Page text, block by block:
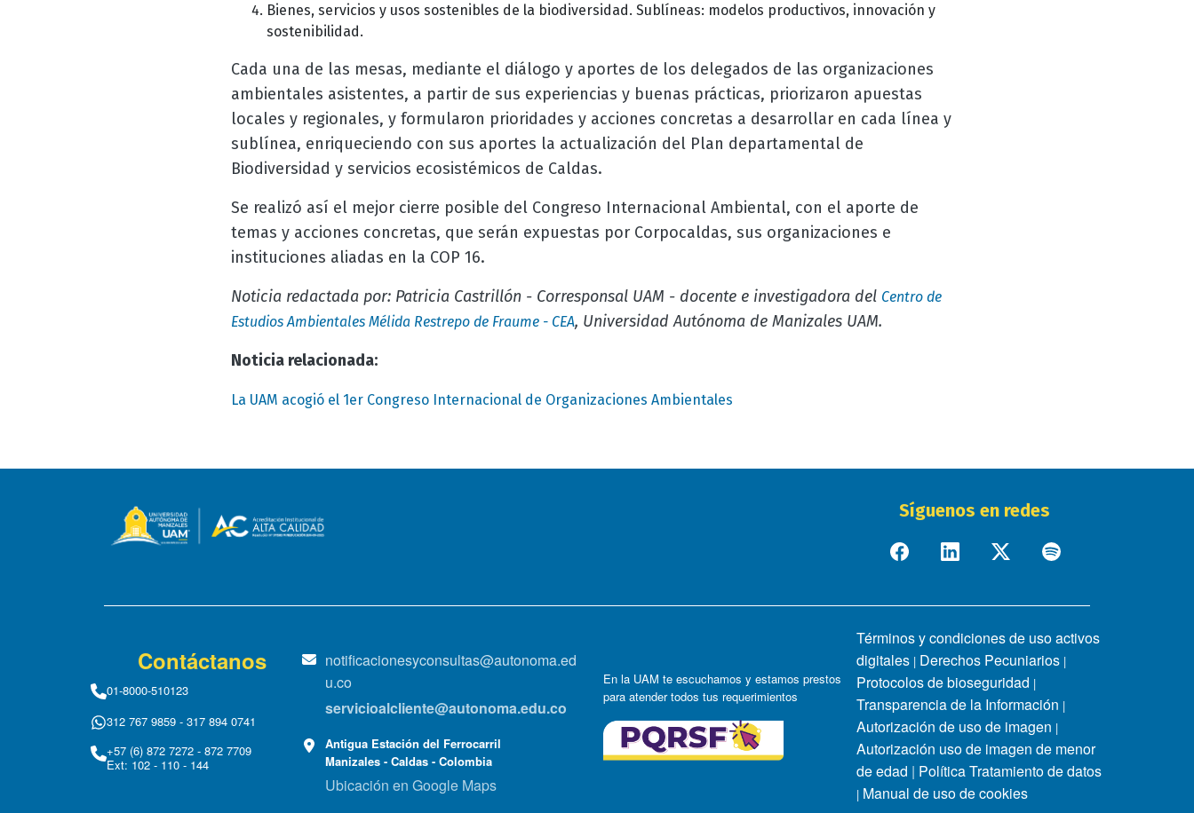
Bienes, servicios y usos sostenibles de la biodiversidad. Sublíneas: modelos productivos, innovación y
sostenibilidad.
Cada una de las mesas, mediante el diálogo y aportes de los delegados de las organizaciones
ambientales asistentes, a partir de sus experiencias y buenas prácticas, priorizaron apuestas
locales y regionales, y formularon prioridades y acciones concretas a desarrollar en cada línea y
sublínea, enriqueciendo con sus aportes la actualización del Plan departamental de
Biodiversidad y servicios ecosistémicos de Caldas.
Se realizó así el mejor cierre posible del Congreso Internacional Ambiental, con el aporte de
temas y acciones concretas, que serán expuestas por Corpocaldas, sus organizaciones e
instituciones aliadas en la COP 16.
Noticia redactada por: Patricia Castrillón - Corresponsal UAM - docente e investigadora del Centro de
Estudios Ambientales Mélida Restrepo de Fraume - CEA, Universidad Autónoma de Manizales UAM.
Noticia relacionada:
La UAM acogió el 1er Congreso Internacional de Organizaciones Ambientales
Síguenos en redes
Contáctanos
01-8000-510123
312 767 9859 - 317 894 0741
+57 (6) 872 7272 - 872 7709
Ext: 102 - 110 - 144
notificacionesyconsultas@autonoma.ed
u.co
servicioalcliente@autonoma.edu.co
Antigua Estación del Ferrocarril
Manizales - Caldas - Colombia
Ubicación en Google Maps
En la UAM te escuchamos y estamos prestos
para atender todos tus requerimientos
Términos y condiciones de uso activos
digitales | Derechos Pecuniarios |
Protocolos de bioseguridad |
Transparencia de la Información |
Autorización de uso de imagen |
Autorización uso de imagen de menor
de edad | Política Tratamiento de datos
| Manual de uso de cookies